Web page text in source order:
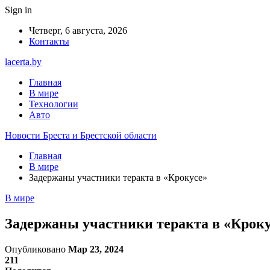
Sign in
Четверг, 6 августа, 2026
Контакты
lacerta.by
Главная
В мире
Технологии
Авто
Новости Бреста и Брестской области
Главная
В мире
Задержаны участники теракта в «Крокусе»
В мире
Задержаны участники теракта в
Опубликовано Мар 23, 2024
211